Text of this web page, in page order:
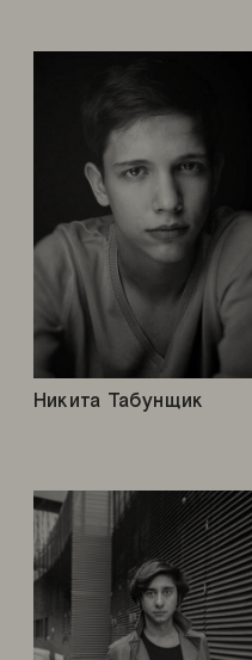
Никита Табунщик